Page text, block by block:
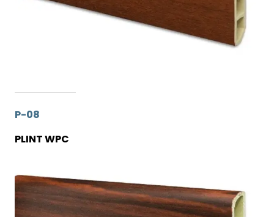
P-08
PLINT WPC